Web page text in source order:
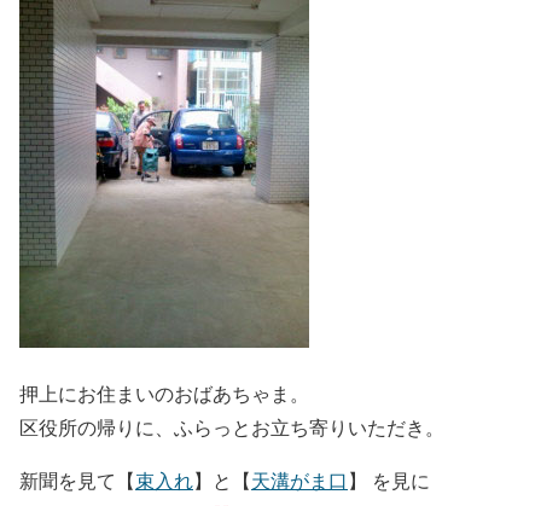
押上にお住まいのおばあちゃま。
区役所の帰りに、ふらっとお立ち寄りいただき。
新聞を見て【束入れ】と【天溝がま口】 を見に